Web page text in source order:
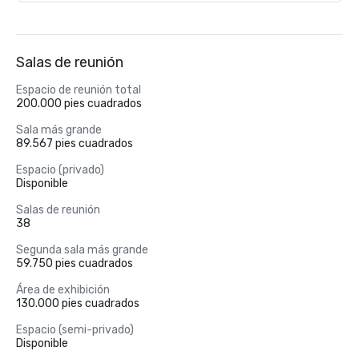
Salas de reunión
Espacio de reunión total
200.000 pies cuadrados
Sala más grande
89.567 pies cuadrados
Espacio (privado)
Disponible
Salas de reunión
38
Segunda sala más grande
59.750 pies cuadrados
Área de exhibición
130.000 pies cuadrados
Espacio (semi-privado)
Disponible